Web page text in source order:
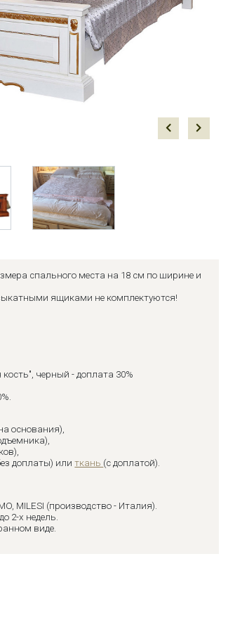
спального места на 18 см по ширине и
ящиками не комплектуются!
черный - доплата 30%
основания),
доплаты) илиткань (с доплатой).
MILESI (производство - Италия).
до 2-х недель.
виде.